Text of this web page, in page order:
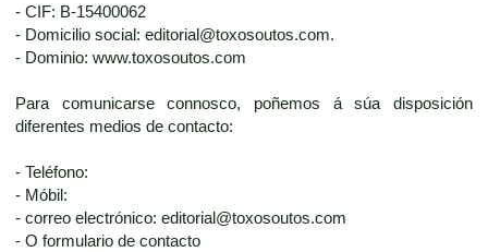
- CIF: B-15400062
- Domicilio social: editorial@toxosoutos.com.
- Dominio: www.toxosoutos.com
Para comunicarse connosco, poñemos á súa disposición
diferentes medios de contacto:
- Teléfono:
- Móbil:
- correo electrónico: editorial@toxosoutos.com
- O formulario de contacto